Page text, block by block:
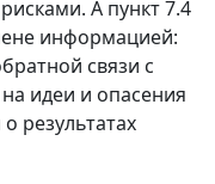
А пункт 7.4
информацией:
связи с
идеи и опасения
результатах